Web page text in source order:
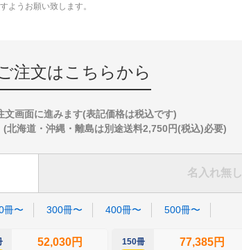
ようお願い致します。
注文はこちらから
文画面に進みます(表記価格は税込です)
北海道・沖縄・離島は別途送料2,750円(税込)必要)
名入れ無し
冊〜 300冊〜 400冊〜 500冊〜
52,030円 150冊 77,385円